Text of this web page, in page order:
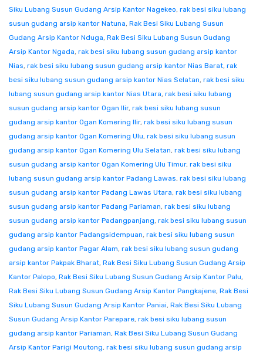
Siku Lubang Susun Gudang Arsip Kantor Nagekeo, rak besi siku lubang
susun gudang arsip kantor Natuna, Rak Besi Siku Lubang Susun
Gudang Arsip Kantor Nduga, Rak Besi Siku Lubang Susun Gudang
Arsip Kantor Ngada, rak besi siku lubang susun gudang arsip kantor
Nias, rak besi siku lubang susun gudang arsip kantor Nias Barat, rak
besi siku lubang susun gudang arsip kantor Nias Selatan, rak besi siku
lubang susun gudang arsip kantor Nias Utara, rak besi siku lubang
susun gudang arsip kantor Ogan Ilir, rak besi siku lubang susun
gudang arsip kantor Ogan Komering Ilir, rak besi siku lubang susun
gudang arsip kantor Ogan Komering Ulu, rak besi siku lubang susun
gudang arsip kantor Ogan Komering Ulu Selatan, rak besi siku lubang
susun gudang arsip kantor Ogan Komering Ulu Timur, rak besi siku
lubang susun gudang arsip kantor Padang Lawas, rak besi siku lubang
susun gudang arsip kantor Padang Lawas Utara, rak besi siku lubang
susun gudang arsip kantor Padang Pariaman, rak besi siku lubang
susun gudang arsip kantor Padangpanjang, rak besi siku lubang susun
gudang arsip kantor Padangsidempuan, rak besi siku lubang susun
gudang arsip kantor Pagar Alam, rak besi siku lubang susun gudang
arsip kantor Pakpak Bharat, Rak Besi Siku Lubang Susun Gudang Arsip
Kantor Palopo, Rak Besi Siku Lubang Susun Gudang Arsip Kantor Palu,
Rak Besi Siku Lubang Susun Gudang Arsip Kantor Pangkajene, Rak Besi
Siku Lubang Susun Gudang Arsip Kantor Paniai, Rak Besi Siku Lubang
Susun Gudang Arsip Kantor Parepare, rak besi siku lubang susun
gudang arsip kantor Pariaman, Rak Besi Siku Lubang Susun Gudang
Arsip Kantor Parigi Moutong, rak besi siku lubang susun gudang arsip